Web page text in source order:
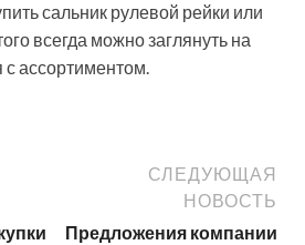
сальник рулевой рейки или
всегда можно заглянуть на
с ассортиментом.
СЛЕДУЮЩАЯ
НОВОСТЬ
Предложения компании